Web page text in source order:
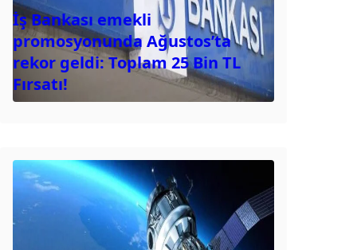
İş Bankası emekli
promosyonunda Ağustos’ta
rekor geldi: Toplam 25 Bin TL
Fırsatı!